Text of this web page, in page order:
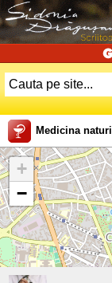
Medicina
+
−